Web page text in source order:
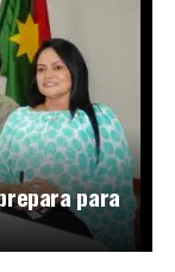
para